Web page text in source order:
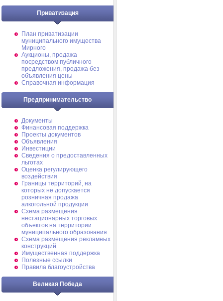
Приватизация
План приватизации
муниципального имущества
Мирного
Аукционы, продажа
посредством публичного
предложения, продажа без
объявления цены
Справочная информация
Предпринимательство
Документы
Финансовая поддержка
Проекты документов
Объявления
Инвестиции
Сведения о предоставленных
льготах
Оценка регулирующего
воздействия
Границы территорий, на
которых не допускается
розничная продажа
алкогольной продукции
Схема размещения
нестационарных торговых
объектов на территории
муниципального образования
Схема размещения рекламных
конструкций
Имущественная поддержка
Полезные ссылки
Правила благоустройства
Великая Победа